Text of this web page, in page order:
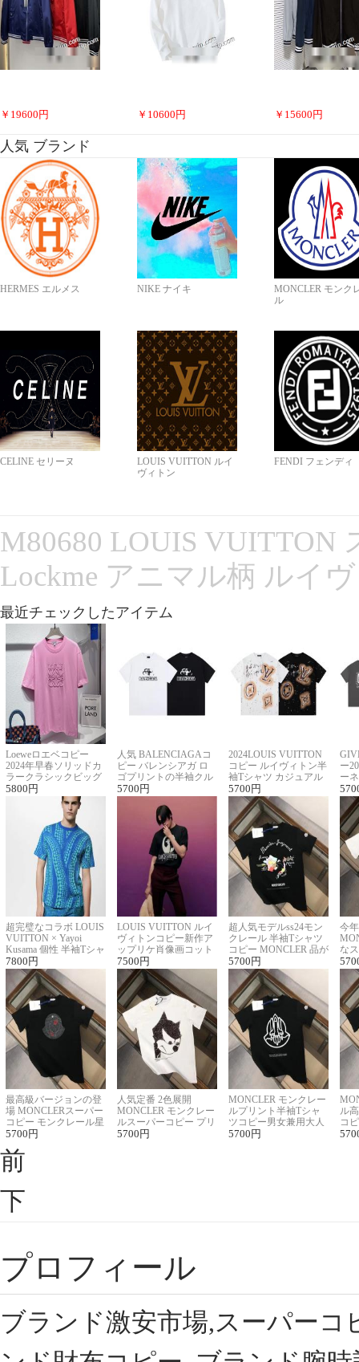
￥ 19600 円 ￥ 10600 円 ￥ 15600 円
人気 ブランド
HERMES エルメス NIKE ナイキ
MONCLER モンク
ル
CELINE セリーヌ
LOUIS VUITTON ルイ
ヴィトン
FENDI フェンディ
M80680 LOUIS VUITTON
Lockme アニマル柄 ルイ
最近チェックしたアイテム
Loeweロエベコピー
2024年早春ソリッドカ
ラークラシックビッグ
ロゴ刺繍Tシャツ
5800 円
人気 BALENCIAGAコ
ピー バレンシアガ ロ
ゴプリントの半袖クル
ーネックTシャツ
5700 円
2024LOUIS VUITTON
コピー ルイヴィトン半
袖Tシャツ カジュアル
に馴染む 2色展開
5700 円
ー
ー
ー
超完璧なコラボ LOUIS
VUITTON × Yayoi
Kusama 個性 半袖Tシャ
ツコピー男女兼用
7800 円
LOUIS VUITTON ルイ
ヴィトンコピー新作ア
ップリケ肖像画コット
ンニット半袖Tシャツ
7500 円
超人気モデルss24モン
クレール 半袖Tシャツ
コピー MONCLER 品が
良く見た目
5700 円
今
な
ル
最高級バージョンの登
場 MONCLERスーパー
コピー モンクレール星
座半袖Tシャツ
5700 円
人気定番 2色展開
MONCLER モンクレー
ルスーパーコピー プリ
ント半袖Tシャツ
5700 円
MONCLER モンクレー
ルプリント半袖Tシャ
ツコピー男女兼用大人
可愛い春夏コーデ
5700 円
ル
コ
ィ
前
下
プロフィール
ブランド激安市場,スーパー